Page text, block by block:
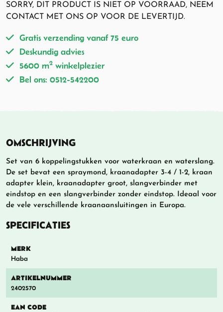
SORRY, DIT PRODUCT IS NIET OP VOORRAAD, NEEM
CONTACT MET ONS OP VOOR DE LEVERTIJD.
Gratis verzending vanaf 75 euro
Deskundig advies
5600 m2 winkelplezier
Bel ons: 0512-542200
OMSCHRIJVING
Set van 6 koppelingstukken voor waterkraan en waterslang.
De set bevat een spraymond, kraanadapter 3-4 / 1-2, kraan
adapter klein, kraanadapter groot, slangverbinder met
eindstop en een slangverbinder zonder eindstop. Ideaal voor
de vele verschillende kraanaansluitingen in Europa.
SPECIFICATIES
MERK
Haba
ARTIKELNUMMER
2402570
EAN CODE